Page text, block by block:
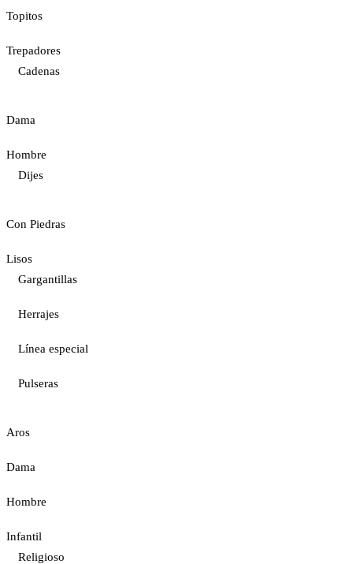
Topitos
Trepadores
Cadenas
Dama
Hombre
Dijes
Con Piedras
Lisos
Gargantillas
Herrajes
Línea especial
Pulseras
Aros
Dama
Hombre
Infantil
Religioso